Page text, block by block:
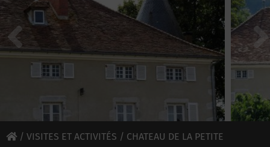
/ VISITES ET ACTIVITÉS / CHATEAU DE LA PETITE